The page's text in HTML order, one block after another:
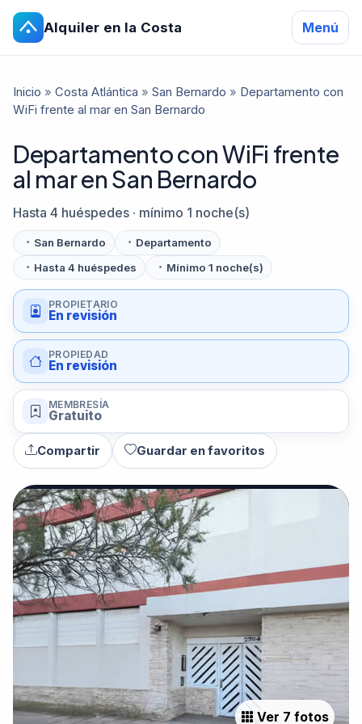
Alquiler en la Costa Menú
Inicio » Costa Atlántica » San Bernardo » Departamento con
WiFi frente al mar en San Bernardo
Departamento con WiFi frente
al mar en San Bernardo
Hasta 4 huéspedes · mínimo 1 noche(s)
San Bernardo
Departamento
Hasta 4 huéspedes
Mínimo 1 noche(s)
PROPIETARIO
En revisión
PROPIEDAD
En revisión
MEMBRESÍA
Gratuito
Compartir Guardar en favoritos
Ver 7 fotos